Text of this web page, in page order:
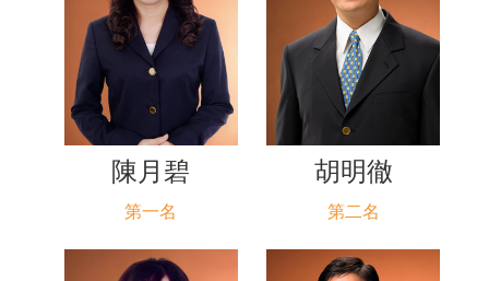
陳月碧
第一名
胡明徹
第二名